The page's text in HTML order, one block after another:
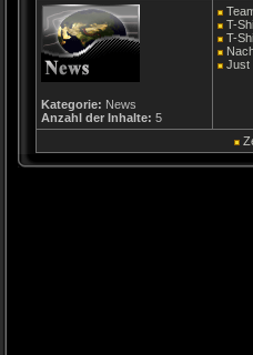
Kategorie: News
Anzahl der Inhalte: 5
T-
T-
Just